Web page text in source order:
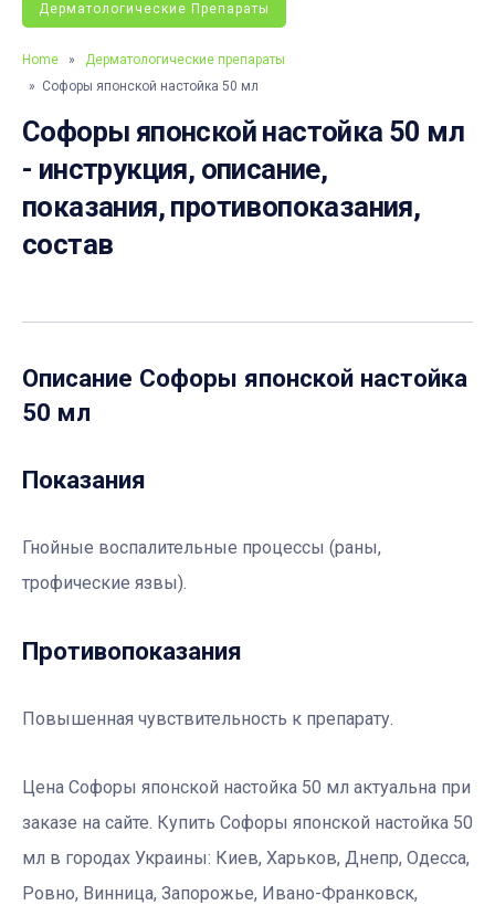
Дерматологические Препараты
Home »
Дерматологические препараты
» Софоры японской настойка 50 мл
Софоры японской настойка 50 мл
- инструкция, описание,
показания, противопоказания,
состав
Описание Софоры японской настойка
50 мл
Показания
Гнойные воспалительные процессы (раны,
трофические язвы).
Противопоказания
Повышенная чувствительность к препарату.
Цена Софоры японской настойка 50 мл актуальна при
заказе на сайте. Купить Софоры японской настойка 50
мл в городах Украины: Киев, Харьков, Днепр, Одесса,
Ровно, Винница, Запорожье, Ивано-Франковск,